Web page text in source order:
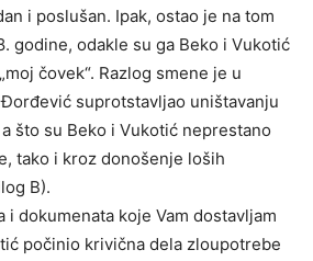
i poslušan. Ipak, ostao je na tom
godine, odakle su ga Beko i Vukotić
čovek“. Razlog smene je u
suprotstavljao uništavanju
što su Beko i Vukotić neprestano
tako i kroz donošenje loših
B).
i dokumenata koje Vam dostavljam
počinio krivična dela zloupotrebe